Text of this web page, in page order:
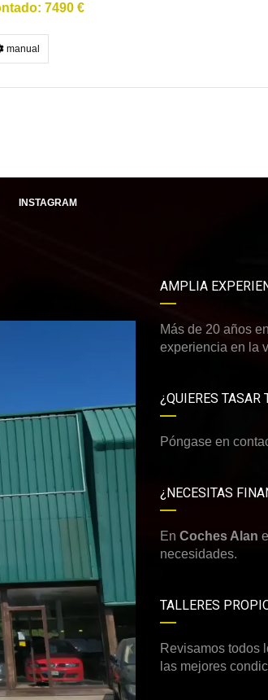
7490 €
manual
INSTAGRAM
AMPLIA
Más de 20 años
experiencia en la
¿QUIERES TASAR
Póngase en
¿NECESITAS
En Coches Alan
necesidades.
TALLERES
Revisamos todos
las mejores